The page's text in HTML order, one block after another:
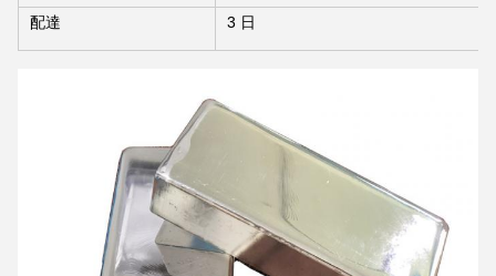
配達
3 日